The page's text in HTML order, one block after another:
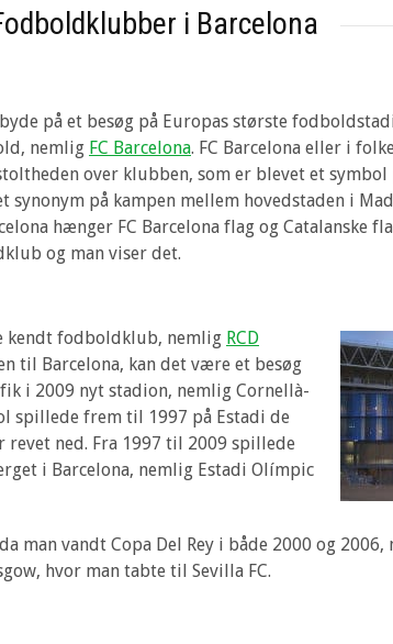
i Barcelona
på et besøg på Europas største
nemlig FC Barcelona. FC Barcelona eller i
over klubben, som er blevet et
synonym på kampen mellem hovedstaden i
hænger FC Barcelona flag og Catalanske
og man viser det.
kendt fodboldklub, nemlig RCD
til Barcelona, kan det være et besøg
i 2009 nyt stadion, nemlig Cornellà-
spillede frem til 1997 på Estadi de
ned. Fra 1997 til 2009 spillede
i Barcelona, nemlig Estadi Olímpic
man vandt Copa Del Rey i både 2000 og
hvor man tabte til Sevilla FC.